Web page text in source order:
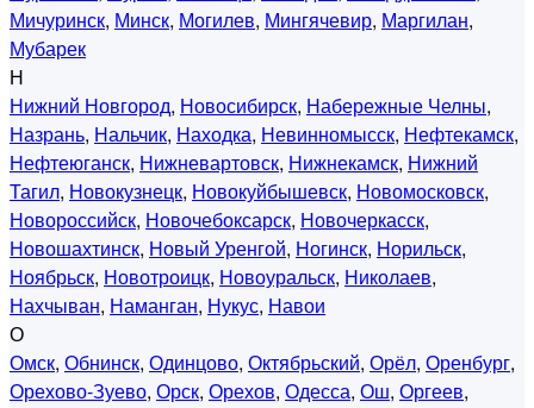
Мичуринск, Минск, Могилев, Мингячевир, Маргилан,
Мубарек
Н
Нижний Новгород, Новосибирск, Набережные Челны,
Назрань, Нальчик, Находка, Невинномысск, Нефтекамск,
Нефтеюганск, Нижневартовск, Нижнекамск, Нижний
Тагил, Новокузнецк, Новокуйбышевск, Новомосковск,
Новороссийск, Новочебоксарск, Новочеркасск,
Новошахтинск, Новый Уренгой, Ногинск, Норильск,
Ноябрьск, Новотроицк, Новоуральск, Николаев,
Нахчыван, Наманган, Нукус, Навои
О
Омск, Обнинск, Одинцово, Октябрьский, Орёл, Оренбург,
Орехово-Зуево, Орск, Орехов, Одесса, Ош, Оргеев,